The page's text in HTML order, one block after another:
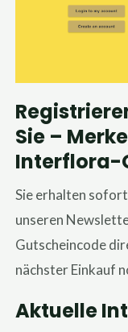
Sie –
Interflora-
Sie erhalten
unseren
Gutscheincode
nächster Einkauf
Aktuelle